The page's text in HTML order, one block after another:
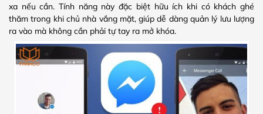
xa nếu cần. Tính năng này đặc biệt hữu ích khi có khách ghé
thăm trong khi chủ nhà vắng mặt, giúp dễ dàng quản lý lưu lượng
ra vào mà không cần phải tự tay ra mở khóa.